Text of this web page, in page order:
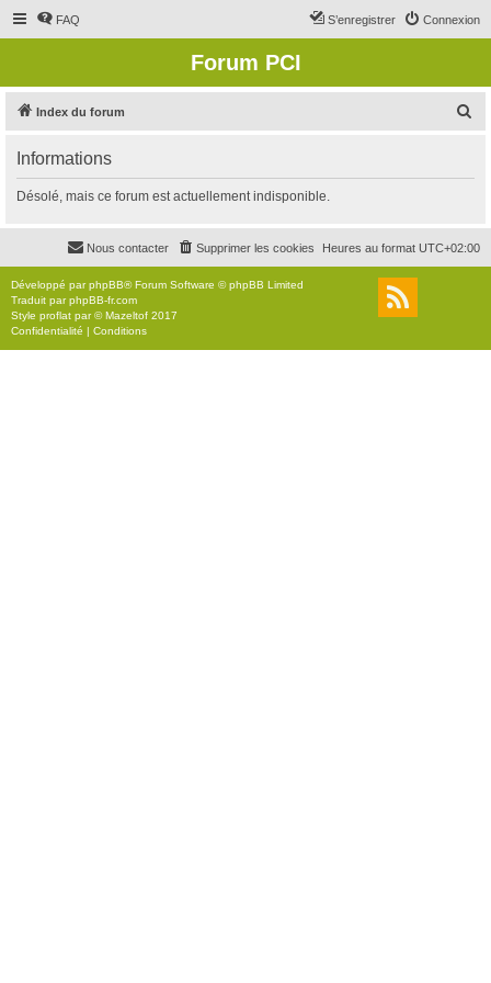
FAQ Connexion
S’enregistrer
Forum PCI
Index du forum
r
c
r
Informations
Désolé, mais ce forum est actuellement indisponible.
Heures au format UTC+02:00
Supprimer les cookies
Nous contacter
Développé parphpBB® Forum Software © phpBB Limited
Traduit parphpBB-fr.com
Style proflat par ©Mazeltof 2017
Confidentialité | Conditions